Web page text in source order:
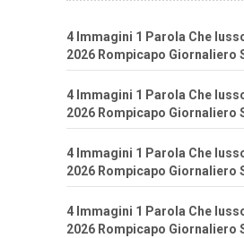
4 Immagini 1 Parola Che
2026 Rompicapo Giornaliero
4 Immagini 1 Parola Che
2026 Rompicapo Giornaliero
4 Immagini 1 Parola Che
2026 Rompicapo Giornaliero
4 Immagini 1 Parola Che
2026 Rompicapo Giornaliero